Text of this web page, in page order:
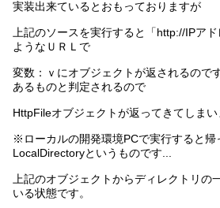
実装出来ているとおもっておりますが
上記のソースを実行すると「http://IPア
ようなＵＲＬで
変数：ｖにオブジェクトが返されるので
あるものと判定されるので
HttpFileオブジェクトが返ってきてしまい
※ローカルの開発環境PCで実行すると帰
LocalDirectoryというものです...
上記のオブジェクトからディレクトリの
いる状態です。